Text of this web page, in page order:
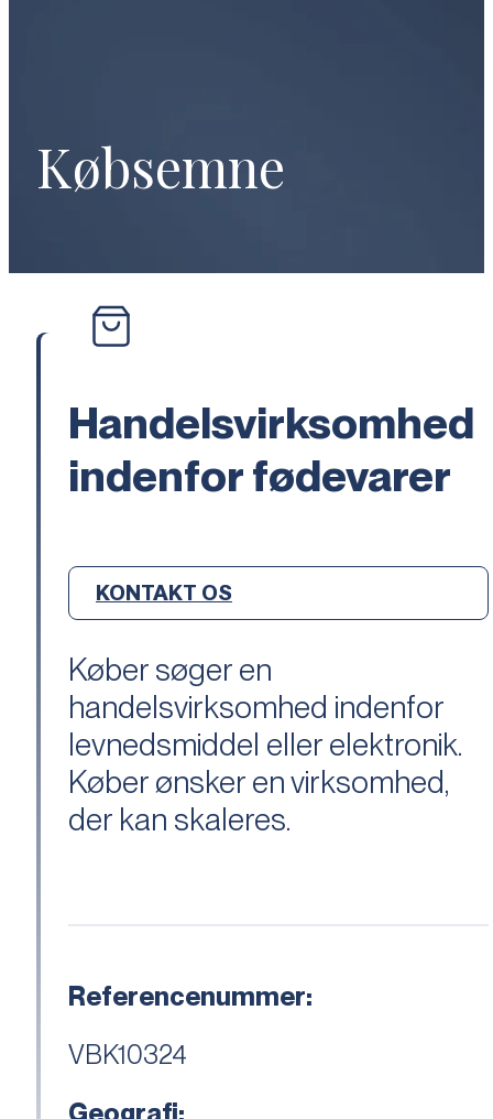
Købsemne
Handelsvirksomhed
indenfor fødevarer
KONTAKT OS
Køber søger en
handelsvirksomhed indenfor
levnedsmiddel eller elektronik.
Køber ønsker en virksomhed,
der kan skaleres.
Referencenummer:
VBK10324